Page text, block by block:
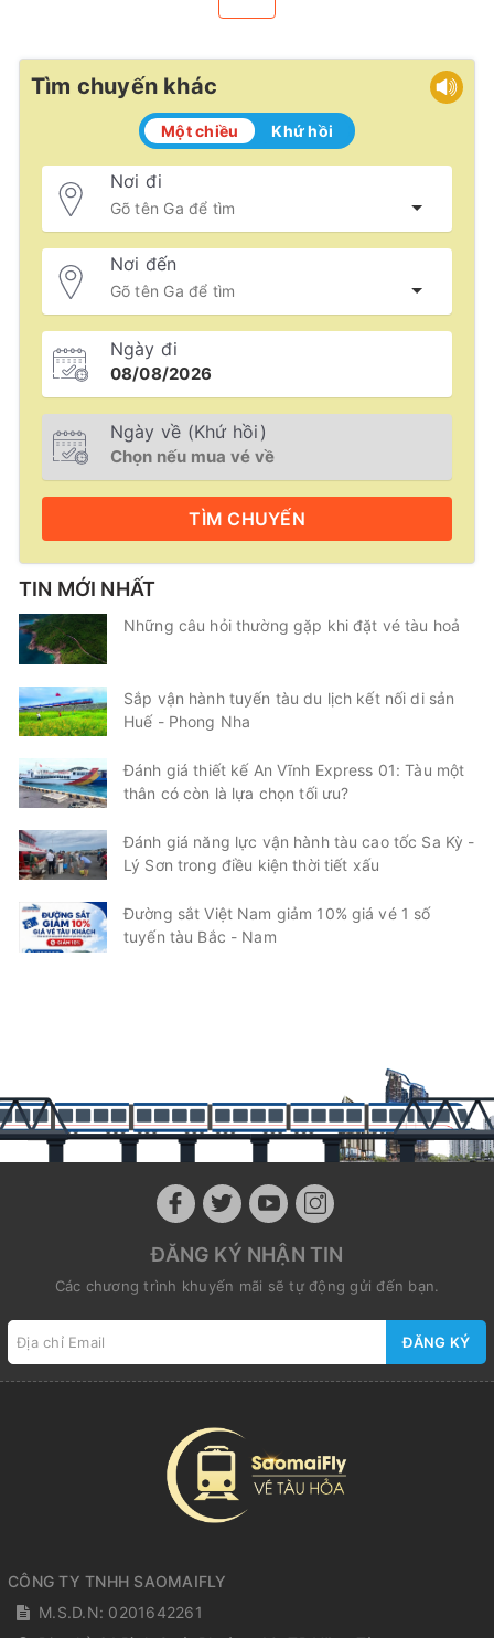
Tìm chuyến khác
Một chiều Khứ hồi
Nơi đi
Nơi đến
Ngày đi
Ngày về (Khứ hồi)
TÌM CHUYẾN
TIN MỚI NHẤT
Những câu hỏi thường gặp khi đặt vé tàu hoả
Sắp vận hành tuyến tàu du lịch kết nối di sản
Huế - Phong Nha
Đánh giá thiết kế An Vĩnh Express 01: Tàu một
thân có còn là lựa chọn tối ưu?
Đánh giá năng lực vận hành tàu cao tốc Sa Kỳ -
Lý Sơn trong điều kiện thời tiết xấu
Đường sắt Việt Nam giảm 10% giá vé 1 số
tuyến tàu Bắc - Nam
ĐĂNG KÝ NHẬN TIN
Các chương trình khuyến mãi sẽ tự động gửi đến bạn.
ĐĂNG KÝ
CÔNG TY TNHH SAOMAIFLY
M.S.D.N: 0201642261